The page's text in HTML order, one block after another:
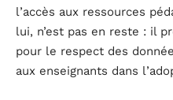
l’accès aux ressources
lui, n’est pas en reste : il
pour le respect des
aux enseignants dans